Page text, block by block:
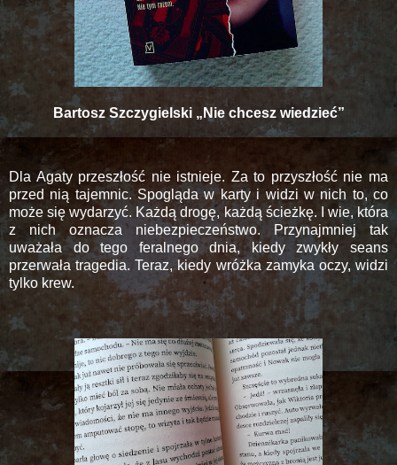
Bartosz Szczygielski „Nie chcesz wiedzieć”
Dla Agaty przeszłość nie istnieje. Za to przyszłość nie ma
przed nią tajemnic. Spogląda w karty i widzi w nich to, co
może się wydarzyć. Każdą drogę, każdą ścieżkę. I wie, która
z nich oznacza niebezpieczeństwo. Przynajmniej tak
uważała do tego feralnego dnia, kiedy zwykły seans
przerwała tragedia. Teraz, kiedy wróżka zamyka oczy, widzi
tylko krew.